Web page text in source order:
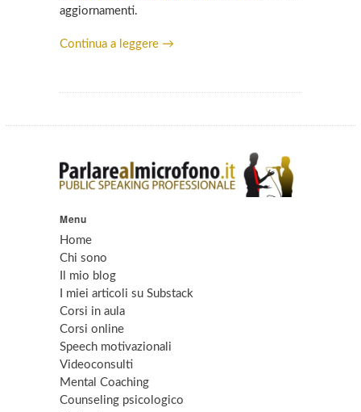
aggiornamenti.
Continua a leggere →
Menu
Home
Chi sono
Il mio blog
I miei articoli su Substack
Corsi in aula
Corsi online
Speech motivazionali
Videoconsulti
Mental Coaching
Counseling psicologico